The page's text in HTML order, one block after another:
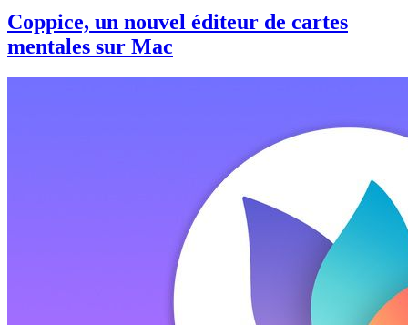
Coppice, un nouvel éditeur de cartes
mentales sur Mac